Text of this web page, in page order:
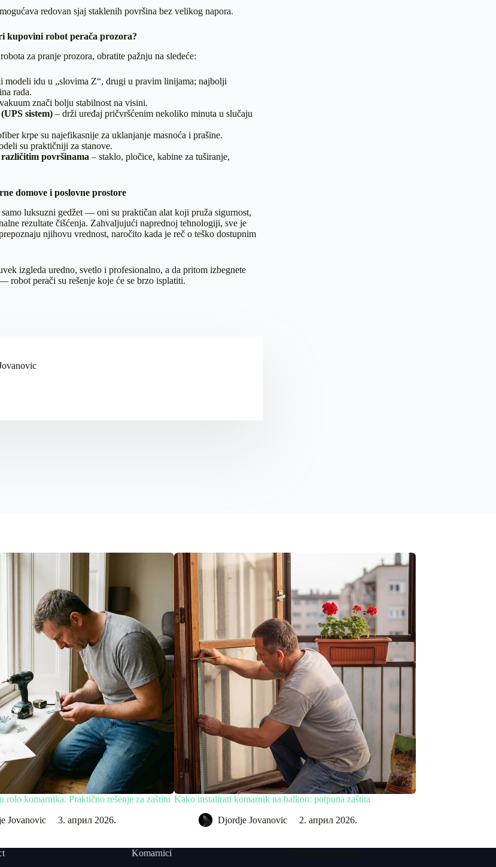
redovan sjaj staklenih površina bez velikog napora.
kupovini robot perača prozora?
za pranje prozora, obratite pažnju na sledeće:
modeli idu u „slovima Z“, drugi u pravim linijama; najbolji
rada.
znači bolju stabilnost na visini.
sistem)– drži uređaj pričvršćenim nekoliko minuta u slučaju
krpe su najefikasnije za uklanjanje masnoća i prašine.
su praktičniji za stanove.
površinama – staklo, pločice, kabine za tuširanje,
domove i poslovne prostore
luksuzni gedžet — oni su praktičan alat koji pruža sigurnost,
rezultate čišćenja. Zahvaljujući naprednoj tehnologiji, sve je
njihovu vrednost, naročito kada je reč o teško dostupnim
izgleda uredno, svetlo i profesionalno, a da pritom izbegnete
robot perači su rešenje koje će se brzo isplatiti.
rolo komarnika: Praktično rešenje za zaštitu
Jovanovic 3. април 2026.
Kako instalirati komarnik na balkon: potpuna zaštita
Djordje Jovanovic 2. април 2026.
Komarnici